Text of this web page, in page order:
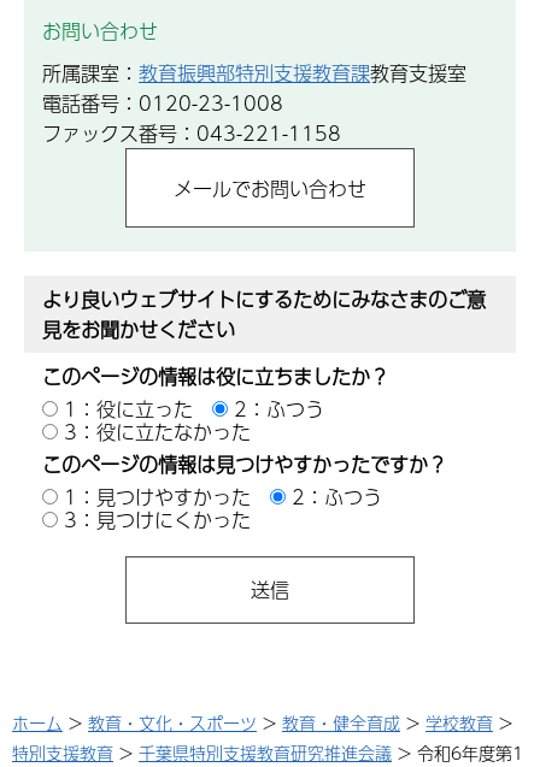
お問い合わせ
所属課室： 教育振興部特別支援教育課教育支援室
電話番号：0120-23-1008
ファックス番号：043-221-1158
より良いウェブサイトにするためにみなさまのご意
見をお聞かせください
このページの情報は役に立ちましたか？
1：役に立った
2：ふつう
3：役に立たなかった
このページの情報は見つけやすかったですか？
1：見つけやすかった
2：ふつう
3：見つけにくかった
ホーム > 教育・文化・スポーツ > 教育・健全育成 > 学校教育 >
特別支援教育 > 千葉県特別支援教育研究推進会議 > 令和6年度第1